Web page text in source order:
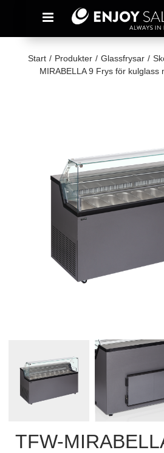
Start / Produkter / Glassfrysar /
MIRABELLA 9 Frys för kulglass
TFW-